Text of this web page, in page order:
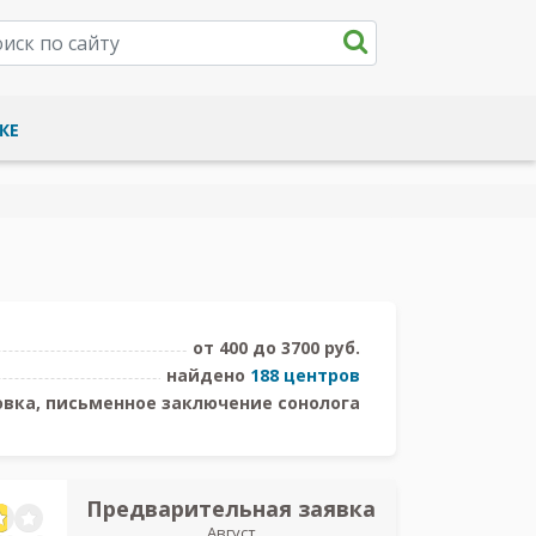
от 400 до 3700 руб.
найдено 188 центров
письменное заключение сонолога
Предварительная заявка